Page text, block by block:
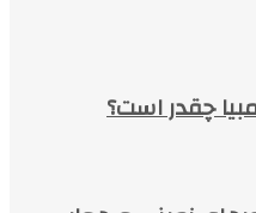
چقدر است؟